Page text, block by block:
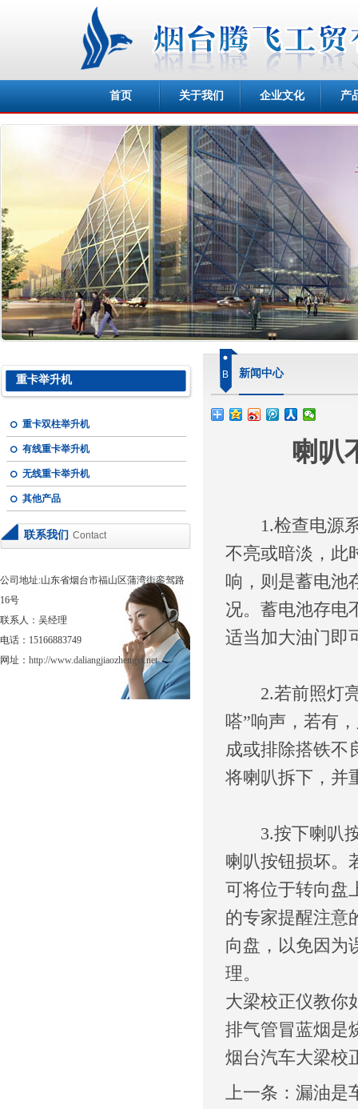
首页 关于我们 企业文化 产
重卡举升机
重卡双柱举升机
有线重卡举升机
无线重卡举升机
其他产品
联系我们 Contact
公司地址:山东省烟台市福山区蒲湾街銮驾路
16号
联系人：吴经理
电话：15166883749
网址： http://www.daliangjiaozhengyi.net
B 新闻中心
喇叭
1.检查电源
不亮或暗淡，此
响，则是蓄电池
况。蓄电池存电
适当加大油门即
2.若前照灯亮
嗒”响声，若有
成或排除搭铁不
将喇叭拆下，并
3.按下喇叭按
喇叭按钮损坏。
可将位于转向盘
的专家提醒注意
向盘，以免因为
理。
大梁校正仪教你
排气管冒蓝烟是
烟台汽车大梁校
上一条： 漏油是